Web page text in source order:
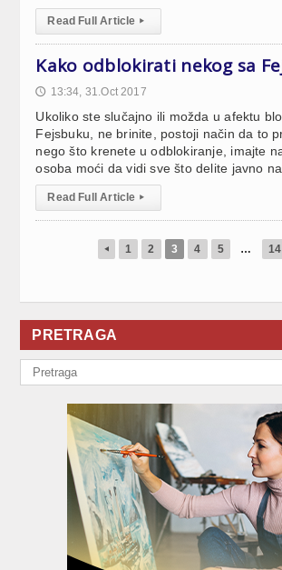
Read Full Article ▸
Kako odblokirati nekog sa
🕔 13:34, 31.Oct 2017
Ukoliko ste slučajno ili možda u afektu
Fejsbuku, ne brinite, postoji način da to
nego što krenete u odblokiranje, imajte
osoba moći da vidi sve što delite javno na
Read Full Article ▸
◂ 1 2 3 4 5 … 14
PRETRAGA